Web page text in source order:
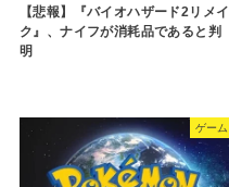
【悲報】『バイオハザード2リメイ
ク』、ナイフが消耗品であると判
明
ゲーム